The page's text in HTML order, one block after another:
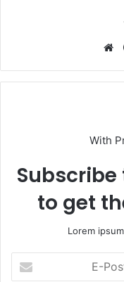
With
to get
Lorem
Posta